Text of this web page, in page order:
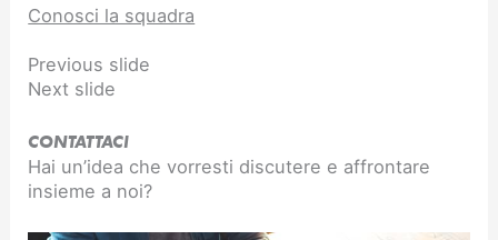
Conosci la squadra
Previous slide
Next slide
CONTATTACI
Hai un’idea che vorresti discutere e affrontare
insieme a noi?